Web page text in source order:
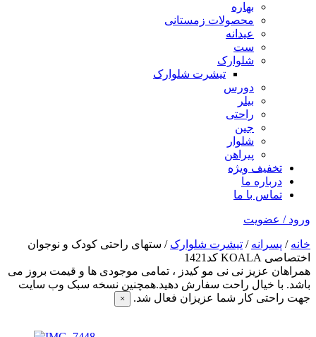
بهاره
محصولات زمستانی
عیدانه
ست
شلوارک
تیشرت شلوارک
دورس
بیلر
راحتی
جین
شلوار
پیراهن
تخفیف ویژه
درباره ما
تماس با ما
ورود / عضویت
خانه / پسرانه / تیشرت شلوارک / ستهای راحتی کودک و نوجوان
اختصاصی KOALA کد1421
همراهان عزیز نی نی مو کیدز ، تمامی موجودی ها و قیمت بروز می
باشد. با خیال راحت سفارش دهید.همچنین نسخه سبک وب سایت
جهت راحتی کار شما عزیزان فعال شد.
×